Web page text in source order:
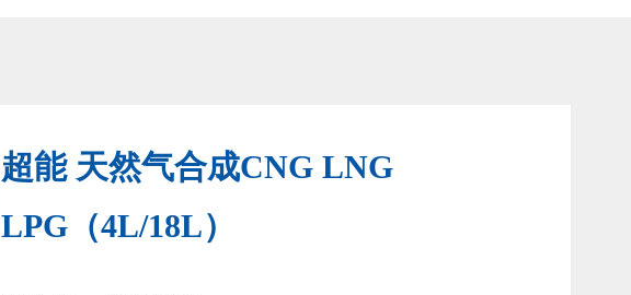
超能 天然气合成CNG LNG
LPG（4L/18L）